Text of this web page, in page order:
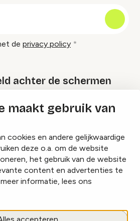
maakt gebruik van
cookies en andere gelijkwaardige
deze o.a. om de website
het gebruik van de website
content en advertenties te
informatie, lees ons
de privacy policy
achter de schermen
Festival Specials